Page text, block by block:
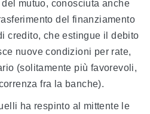
mutuo, conosciuta anche
del finanziamento
credito, che estingue il debito
nuove condizioni per rate,
(solitamente più favorevoli,
fra la banche).
ha respinto al mittente le